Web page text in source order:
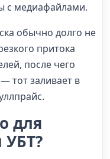
с медиафайлами.
обычно долго не
притока
после чего
тот заливает в
для
УБТ?